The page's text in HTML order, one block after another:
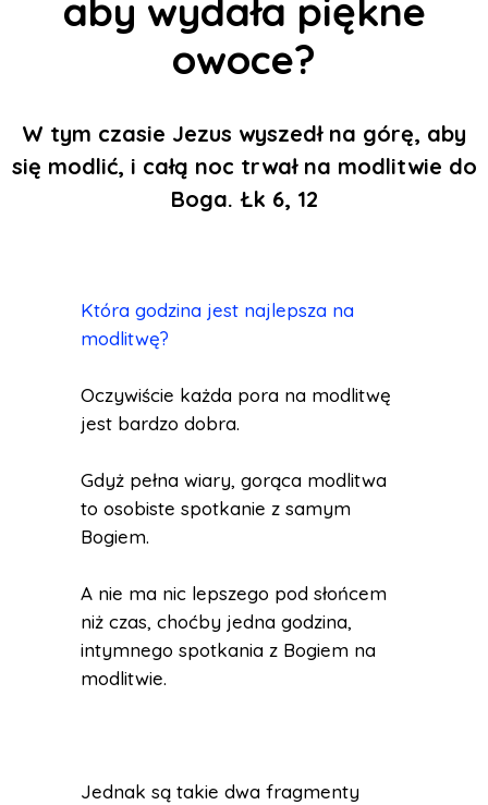
aby wydała piękne
owoce?
W tym czasie Jezus wyszedł na górę, aby
się modlić, i całą noc trwał na modlitwie do
Boga. Łk 6, 12
Która godzina jest najlepsza na
modlitwę?
Oczywiście każda pora na modlitwę
jest bardzo dobra.
Gdyż pełna wiary, gorąca modlitwa
to osobiste spotkanie z samym
Bogiem.
A nie ma nic lepszego pod słońcem
niż czas, choćby jedna godzina,
intymnego spotkania z Bogiem na
modlitwie.
Jednak są takie dwa fragmenty